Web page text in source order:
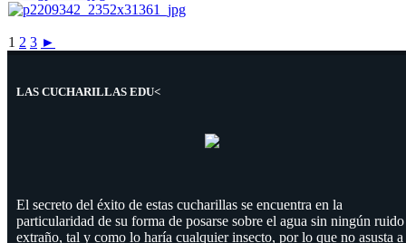
1 2 3 ►
LAS CUCHARILLAS EDU<
El secreto del éxito de estas cucharillas se encuentra en la
particularidad de su forma de posarse sobre el agua sin ningún ruido
extraño, tal y como lo haría cualquier insecto, por lo que no asusta a